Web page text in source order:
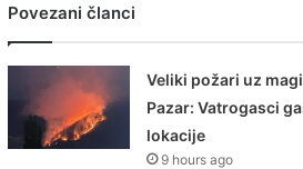
Povezani članci
Veliki požari uz
Pazar: Vatrogasci
lokacije
9 hours ago